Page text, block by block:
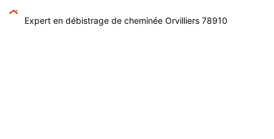
Expert en débistrage de cheminée Orvilliers 78910